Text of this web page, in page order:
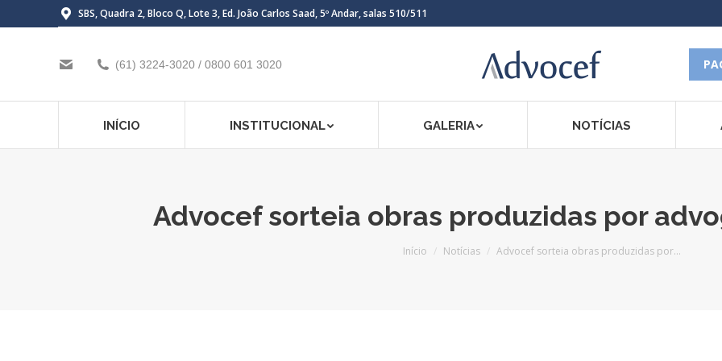
SBS, Quadra 2, Bloco Q, Lote 3, Ed. João Carlos Saad, 5º Andar, salas 510/511
(61) 3224-3020 / 0800 601 3020
INÍCIO INSTITUCIONAL GALERIA NOTÍCIAS
Advocef sorteia obras produzidas por
Você está aqui:
Início Notícias Advocef sorteia obras produzidas por…